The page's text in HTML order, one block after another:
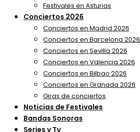
Festivales en Asturias
Conciertos 2026
Conciertos en Madrid 2026
Conciertos en Barcelona 2026
Conciertos en Sevilla 2026
Conciertos en Valencia 2026
Conciertos en Bilbao 2026
Conciertos en Granada 2026
Giras de conciertos
Noticias de Festivales
Bandas Sonoras
Series y Tv